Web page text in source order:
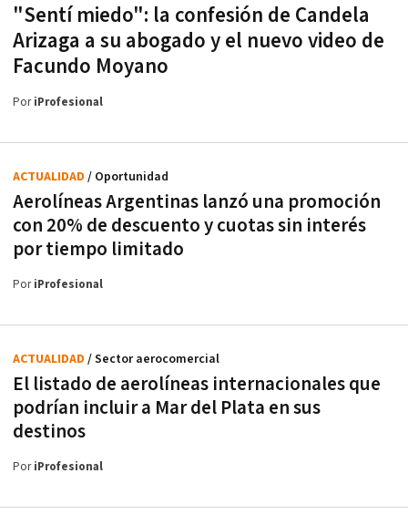
"Sentí miedo": la confesión de Candela
Arizaga a su abogado y el nuevo video de
Facundo Moyano
PoriProfesional
Aerolíneas Argentinas lanzó una promoción
con 20% de descuento y cuotas sin interés
por tiempo limitado
ACTUALIDAD / Oportunidad
PoriProfesional
El listado de aerolíneas internacionales que
podrían incluir a Mar del Plata en sus
destinos
ACTUALIDAD / Sector aerocomercial
PoriProfesional